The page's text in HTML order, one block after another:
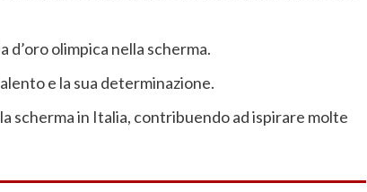
d’oro olimpica nella scherma.
e la sua determinazione.
scherma in Italia, contribuendo ad ispirare molte